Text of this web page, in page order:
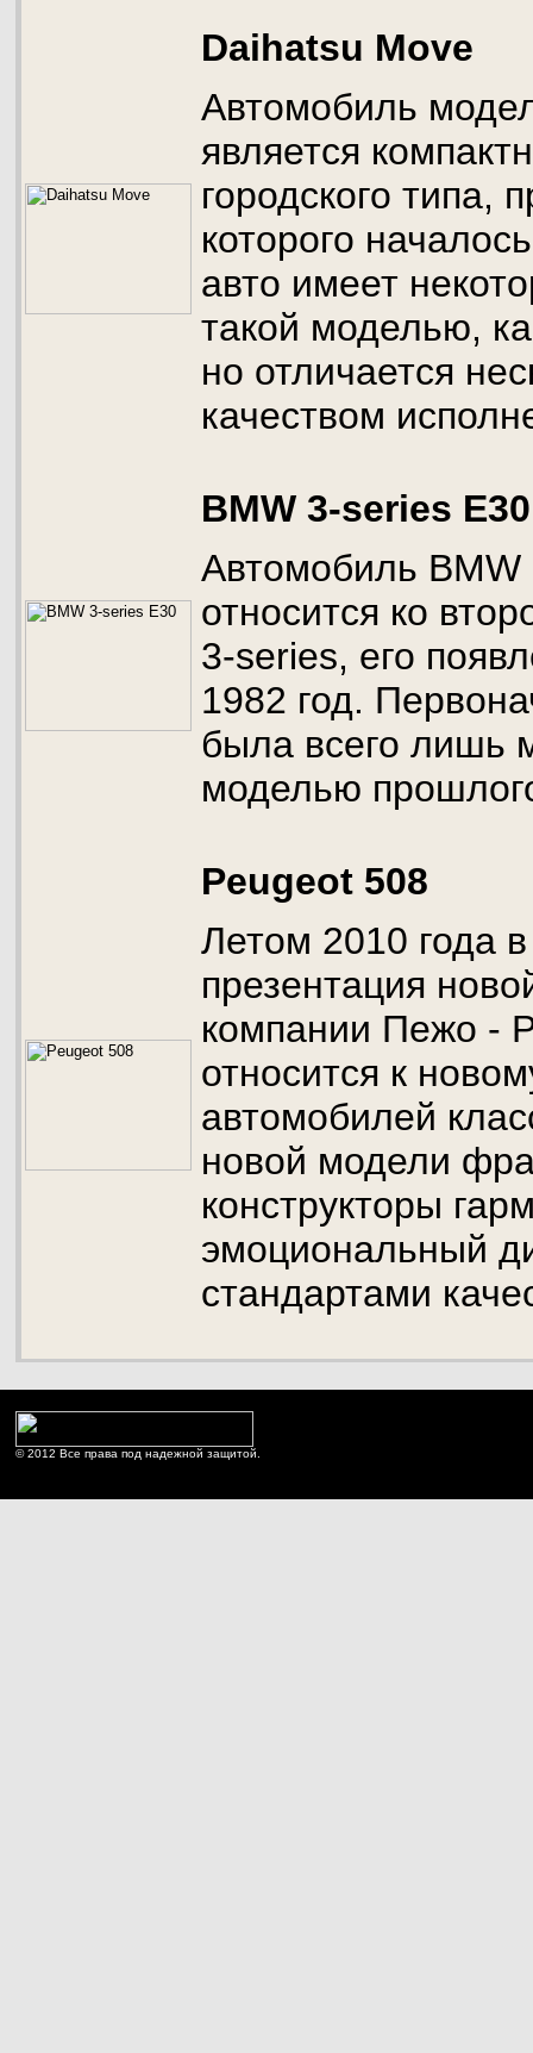
Daihatsu Move
Автомобиль
является
городского типа,
которого
авто имеет
такой моделью,
но отличается
качеством
BMW 3-series E30
Автомобиль
относится ко
3-series, его
1982 год.
была всего лишь
моделью
Peugeot 508
Летом 2010 года
презентация
компании Пежо -
относится к
автомобилей
новой модели
конструкторы
эмоциональный
стандартами
© 2012 Все права под надежной защитой.